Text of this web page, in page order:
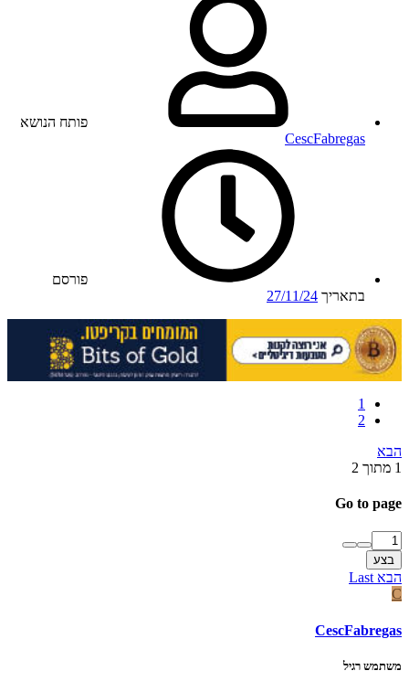
פותח הנושא
CescFabregas
פורסם
בתאריך 27/11/24
1
2
הבא
1 מתוך 2
Go to page
בצע
הבא Last
C
CescFabregas
משתמש רגיל